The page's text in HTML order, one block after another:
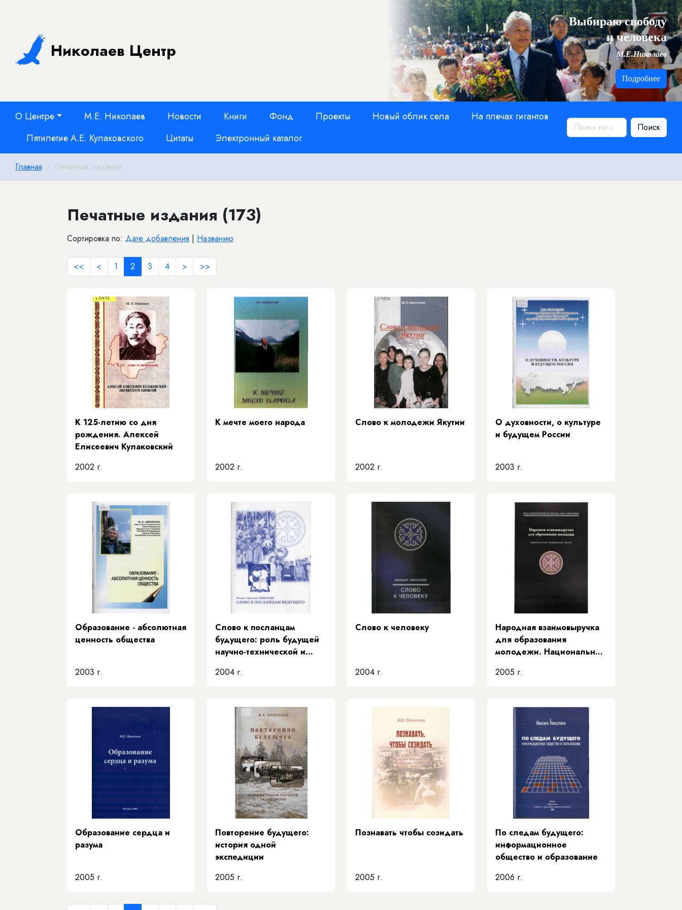
Николаев Центр
Выбираю свободу
и человека
М.Е.Николаев
Подробнее
О Центре М.Е. Николаев Новости Книги Фонд Проекты Новый облик села
На плечах гигантов
Пятилетие А.Е. Кулаковского
Цитаты Электронный каталог
Поиск
Главная Печатные издания
Печатные издания (173)
Сортировка по: Дате добавления | Названию
<< < 1 2 3 4 > >>
К 125-летию со дня
рождения. Алексей
Елисеевич Кулаковский
2002 г.
К мечте моего народа
2002 г.
Слово к молодежи Якутии
2002 г.
О духовности, о культуре
и будущем России
2003 г.
Образование - абсолютная
ценность общества
2003 г.
Слово к посланцам
будущего: роль будущей
научно-технической и
интеллигенции
россии и якутии​
2004 г.
Слово к человеку
2004 г.
Народная взаимовыручка
для образования
молодежи. Национальный
2005 г.
Образование сердца и
разума
2005 г.
Повторение будущего:
история одной
экспедиции
2005 г.
Познавать чтобы созидать
2005 г.
По следам будущего:
информационное
общество и образование
2006 г.